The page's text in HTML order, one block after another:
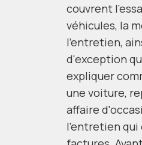
couvrent
véhicules, la
l'entretien,
d'exception
expliquer
une voiture,
affaire
l'entretien qui